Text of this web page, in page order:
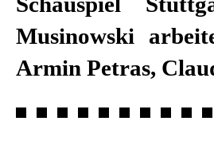
Musinowski
Armin Petras,